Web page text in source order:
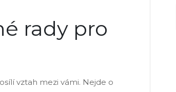
rady pro
vztah mezi vámi. Nejde o